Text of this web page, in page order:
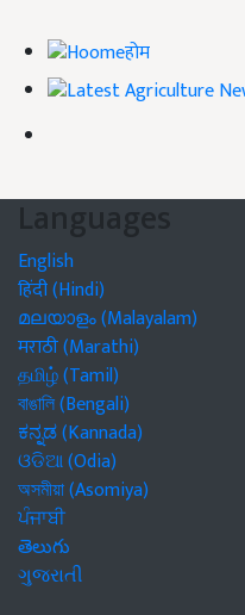
होम
Languages
English
हिंदी (Hindi)
മലയാളം (Malayalam)
मराठी (Marathi)
தமிழ் (Tamil)
বাঙালি (Bengali)
ಕನ್ನಡ (Kannada)
ଓଡିଆ (Odia)
অসমীয়া (Asomiya)
ਪੰਜਾਬੀ
తెలుగు
ગુજરાતી